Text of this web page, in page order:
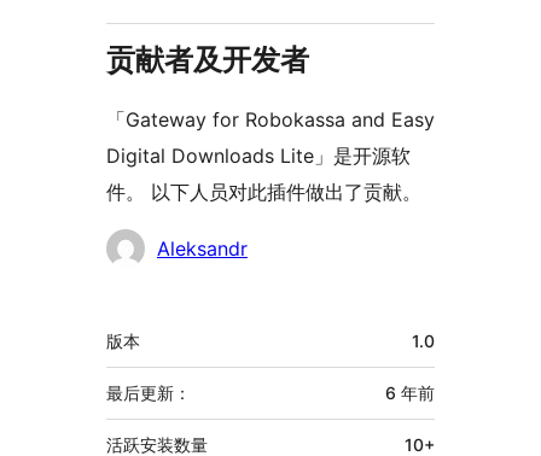
贡献者及开发者
「Gateway for Robokassa and Easy
Digital Downloads Lite」是开源软
件。 以下人员对此插件做出了贡献。
贡
Aleksandr
额
外
信
息
版本 1.0
最后更新： 6 年前
活跃安装数量 10+